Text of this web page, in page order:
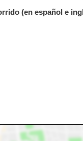
(en español e